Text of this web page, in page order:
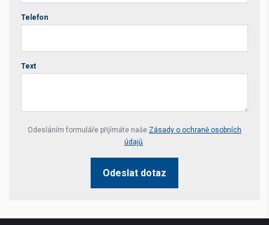
Telefon
Text
Your website *
Odesláním formuláře přijímáte naše Zásady o ochraně osobních
údajů.
Odeslat dotaz